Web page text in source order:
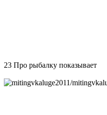
23 Про рыбалку показывает